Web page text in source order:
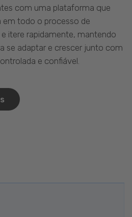
com uma plataforma que
em todo o processo de
itere rapidamente, mantendo
se adaptar e crescer junto com
e confiável.